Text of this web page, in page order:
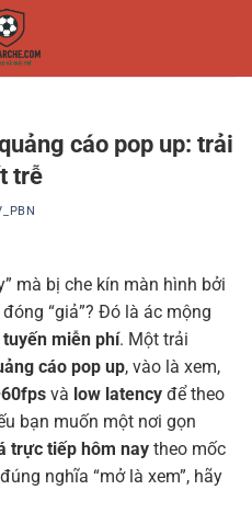
cáo pop up: trải
trễ
mà bị che kín màn hình bởi
“giả”? Đó là ác mộng
miễn phí. Một trải
cáo pop up, vào là xem,
và low latency để theo
bạn muốn một nơi gọn
trực tiếp hôm nay theo mốc
nghĩa “mở là xem”, hãy